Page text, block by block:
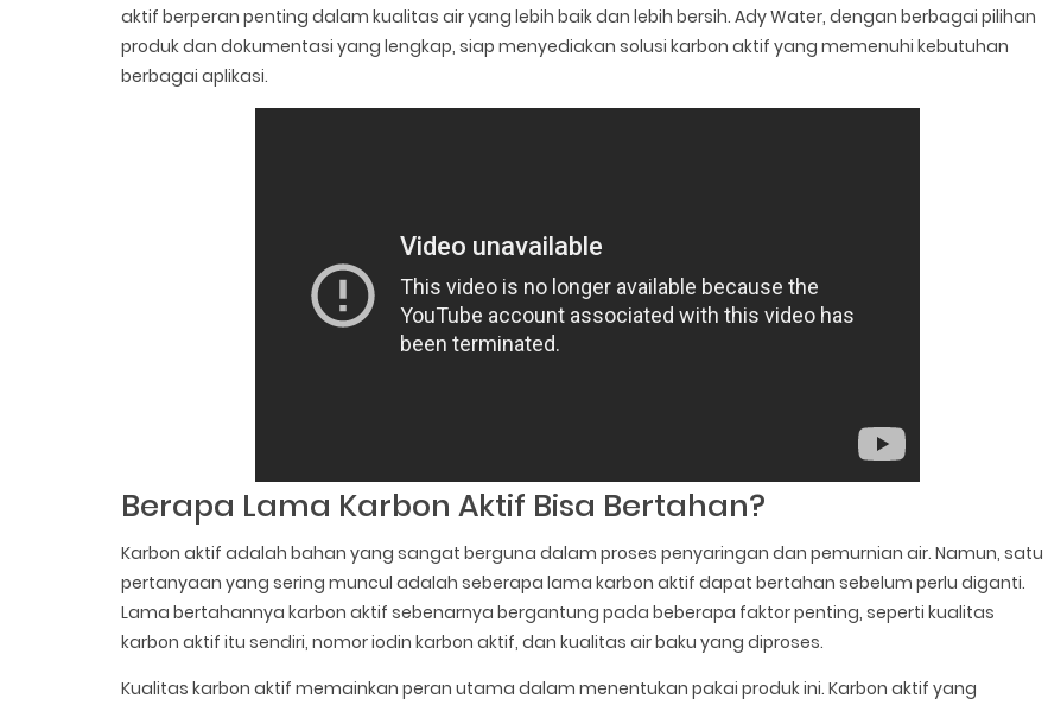
aktif berperan penting dalam kualitas air yang lebih baik dan lebih bersih. Ady Water, dengan berbagai pilihan
produk dan dokumentasi yang lengkap, siap menyediakan solusi karbon aktif yang memenuhi kebutuhan
berbagai aplikasi.
Berapa Lama Karbon Aktif Bisa Bertahan?
Karbon aktif adalah bahan yang sangat berguna dalam proses penyaringan dan pemurnian air. Namun, satu
pertanyaan yang sering muncul adalah seberapa lama karbon aktif dapat bertahan sebelum perlu diganti.
Lama bertahannya karbon aktif sebenarnya bergantung pada beberapa faktor penting, seperti kualitas
karbon aktif itu sendiri, nomor iodin karbon aktif, dan kualitas air baku yang diproses.
Kualitas karbon aktif memainkan peran utama dalam menentukan pakai produk ini. Karbon aktif yang